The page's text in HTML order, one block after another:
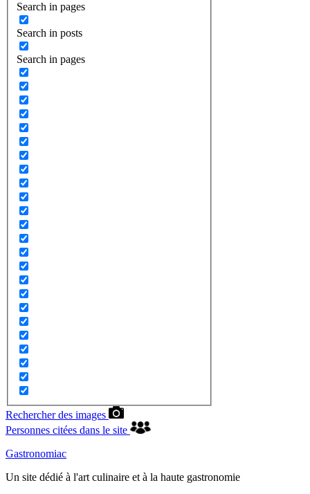
Search in pages
Search in posts
Search in pages
Rechercher des images
Personnes citées dans le site
Gastronomiac
Un site dédié à l'art culinaire et à la haute gastronomie